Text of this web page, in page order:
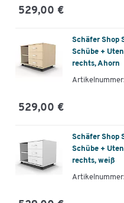
529,00 €
Schäfer Shop
Schübe +
rechts, Ahorn
529,00 €
Schäfer Shop
Schübe +
rechts, weiß